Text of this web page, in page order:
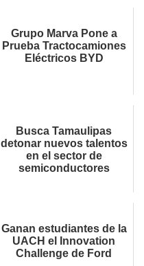
Grupo Marva Pone a
Prueba Tractocamiones
Eléctricos BYD
Busca Tamaulipas
detonar nuevos talentos
en el sector de
semiconductores
Ganan estudiantes de la
UACH el Innovation
Challenge de Ford